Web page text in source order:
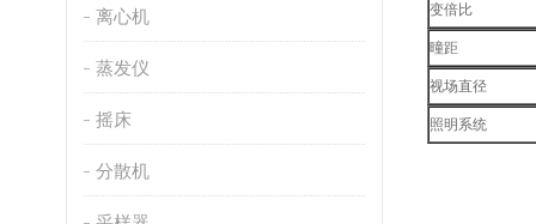
离心机
蒸发仪
摇床
分散机
变倍比
曈距
视场直径
照明系统